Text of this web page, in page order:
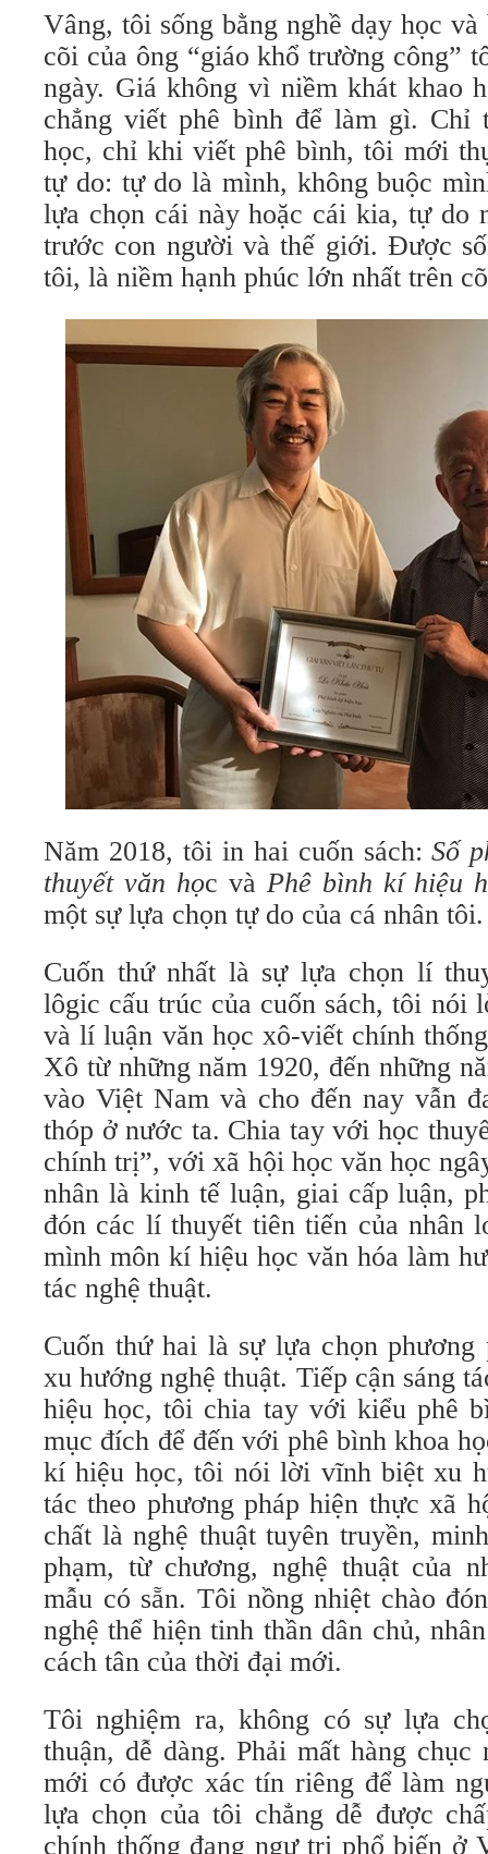
Vâng, tôi sống bằng nghề dạy học
cõi của ông “giáo khổ trường công”
ngày. Giá không vì niềm khát khao
chẳng viết phê bình để làm gì. Chỉ
học, chỉ khi viết phê bình, tôi mới
tự do: tự do là mình, không buộc
lựa chọn cái này hoặc cái kia, tự do
trước con người và thế giới. Được
tôi, là niềm hạnh phúc lớn nhất trên
Năm 2018, tôi in hai cuốn sách:Số
thuyết văn học và Phê bình kí hiệu
một sự lựa chọn tự do của cá nhân tôi.
Cuốn thứ nhất là sự lựa chọn lí
lôgic cấu trúc của cuốn sách, tôi nói
và lí luận văn học xô-viết chính
Xô từ những năm 1920, đến những
vào Việt Nam và cho đến nay vẫn
thóp ở nước ta. Chia tay với học
chính trị”, với xã hội học văn học
nhân là kinh tế luận, giai cấp luận,
đón các lí thuyết tiên tiến của nhân
mình môn kí hiệu học văn hóa làm
tác nghệ thuật.
Cuốn thứ hai là sự lựa chọn phương
xu hướng nghệ thuật. Tiếp cận sáng
hiệu học, tôi chia tay với kiểu phê
mục đích để đến với phê bình khoa
kí hiệu học, tôi nói lời vĩnh biệt xu
tác theo phương pháp hiện thực xã
chất là nghệ thuật tuyên truyền,
phạm, từ chương, nghệ thuật của
mẫu có sẵn. Tôi nồng nhiệt chào
nghệ thể hiện tinh thần dân chủ,
cách tân của thời đại mới.
Tôi nghiệm ra, không có sự lựa
thuận, dễ dàng. Phải mất hàng chục
mới có được xác tín riêng để làm
lựa chọn của tôi chẳng dễ được
chính thống đang ngự trị phổ biến ở